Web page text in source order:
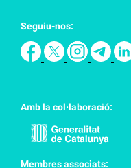
Seguiu-nos:
Amb la col·laboració:
Membres associats: